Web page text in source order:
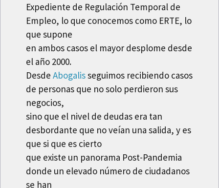
Expediente de Regulación Temporal de
Empleo, lo que conocemos como ERTE, lo
que supone
en ambos casos el mayor desplome desde
el año 2000.
Desde Abogalisseguimos recibiendo casos
de personas que no solo perdieron sus
negocios,
sino que el nivel de deudas era tan
desbordante que no veían una salida, y es
que si que es cierto
que existe un panorama Post-Pandemia
donde un elevado número de ciudadanos
se han